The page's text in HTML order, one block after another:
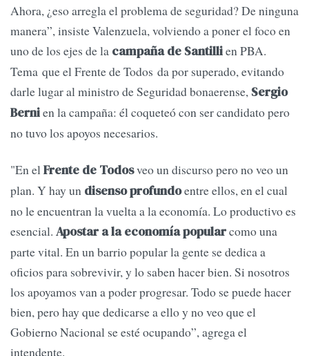
Ahora, ¿eso arregla el problema de seguridad? De ninguna
manera”, insiste Valenzuela, volviendo a poner el foco en
uno de los ejes de la campaña de Santillien PBA.
Tema que el Frente de Todos da por superado, evitando
darle lugar al ministro de Seguridad bonaerense, Sergio
Bernien la campaña: él coqueteó con ser candidato pero
no tuvo los apoyos necesarios.
"En elFrente de Todosveo un discurso pero no veo un
plan. Y hay un disenso profundoentre ellos, en el cual
no le encuentran la vuelta a la economía. Lo productivo es
esencial. Apostar a la economía popularcomo una
parte vital. En un barrio popular la gente se dedica a
oficios para sobrevivir, y lo saben hacer bien. Si nosotros
los apoyamos van a poder progresar. Todo se puede hacer
bien, pero hay que dedicarse a ello y no veo que el
Gobierno Nacional se esté ocupando”, agrega el
intendente.